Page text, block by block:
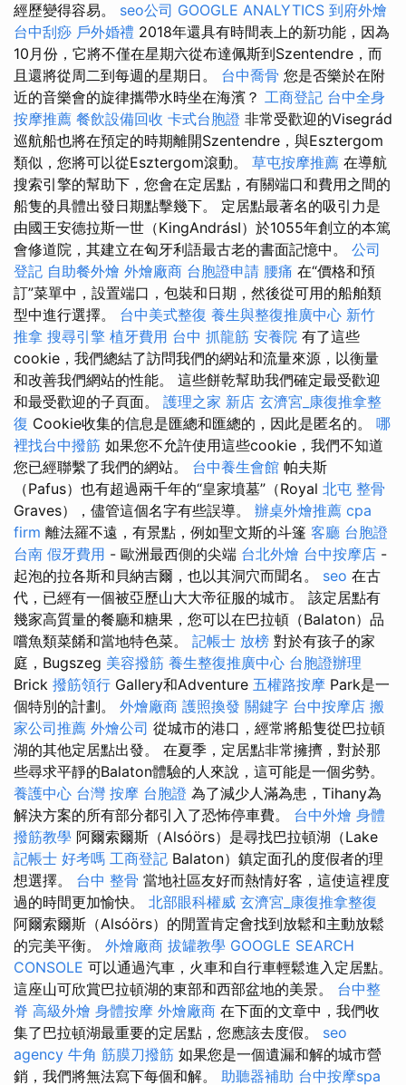
經歷變得容易。 seo公司 GOOGLE ANALYTICS 到府外燴
台中刮痧 戶外婚禮 2018年還具有時間表上的新功能，因為
10月份，它將不僅在星期六從布達佩斯到Szentendre，而
且還將從周二到每週的星期日。 台中喬骨 您是否樂於在附
近的音樂會的旋律攜帶水時坐在海濱？ 工商登記 台中全身
按摩推薦 餐飲設備回收 卡式台胞證 非常受歡迎的Visegrád
巡航船也將在預定的時期離開Szentendre，與Esztergom
類似，您將可以從Esztergom滾動。 草屯按摩推薦 在導航
搜索引擎的幫助下，您會在定居點，有關端口和費用之間的
船隻的具體出發日期點擊幾下。 定居點最著名的吸引力是
由國王安德拉斯一世（KingAndrásI）於1055年創立的本篤
會修道院，其建立在匈牙利語最古老的書面記憶中。 公司
登記 自助餐外燴 外燴廠商 台胞證申請 腰痛 在“價格和預
訂”菜單中，設置端口，包裝和日期，然後從可用的船舶類
型中進行選擇。 台中美式整復 養生與整復推廣中心 新竹
推拿 搜尋引擎 植牙費用 台中 抓龍筋 安養院 有了這些
cookie，我們總結了訪問我們的網站和流量來源，以衡量
和改善我們網站的性能。 這些餅乾幫助我們確定最受歡迎
和最受歡迎的子頁面。 護理之家 新店 玄濟宮_康復推拿整
復 Cookie收集的信息是匯總和匯總的，因此是匿名的。 哪
裡找台中撥筋 如果您不允許使用這些cookie，我們不知道
您已經聯繫了我們的網站。 台中養生會館 帕夫斯
（Pafus）也有超過兩千年的“皇家墳墓”（Royal 北屯 整骨
Graves），儘管這個名字有些誤導。 辦桌外燴推薦 cpa
firm 離法羅不遠，有景點，例如聖文斯的斗篷 客廳 台胞證
台南 假牙費用 - 歐洲最西側的尖端 台北外燴 台中按摩店 -
起泡的拉各斯和貝納吉爾，也以其洞穴而聞名。 seo 在古
代，已經有一個被亞歷山大大帝征服的城市。 該定居點有
幾家高質量的餐廳和糖果，您可以在巴拉頓（Balaton）品
嚐魚類菜餚和當地特色菜。 記帳士 放榜 對於有孩子的家
庭，Bugszeg 美容撥筋 養生整復推廣中心 台胞證辦理
Brick 撥筋領行 Gallery和Adventure 五權路按摩 Park是一
個特別的計劃。 外燴廠商 護照換發 關鍵字 台中按摩店 搬
家公司推薦 外燴公司 從城市的港口，經常將船隻從巴拉頓
湖的其他定居點出發。 在夏季，定居點非常擁擠，對於那
些尋求平靜的Balaton體驗的人來說，這可能是一個劣勢。
養護中心 台灣 按摩 台胞證 為了減少人滿為患，Tihany為
解決方案的所有部分都引入了恐怖停車費。 台中外燴 身體
撥筋教學 阿爾索爾斯（Alsóörs）是尋找巴拉頓湖（Lake
記帳士 好考嗎 工商登記 Balaton）鎮定面孔的度假者的理
想選擇。 台中 整骨 當地社區友好而熱情好客，這使這裡度
過的時間更加愉快。 北部眼科權威 玄濟宮_康復推拿整復
阿爾索爾斯（Alsóörs）的閒置肯定會找到放鬆和主動放鬆
的完美平衡。 外燴廠商 拔罐教學 GOOGLE SEARCH
CONSOLE 可以通過汽車，火車和自行車輕鬆進入定居點。
這座山可欣賞巴拉頓湖的東部和西部盆地的美景。 台中整
脊 高級外燴 身體按摩 外燴廠商 在下面的文章中，我們收
集了巴拉頓湖最重要的定居點，您應該去度假。 seo
agency 牛角 筋膜刀撥筋 如果您是一個遺漏和解的城市營
銷，我們將無法寫下每個和解。 助聽器補助 台中按摩spa